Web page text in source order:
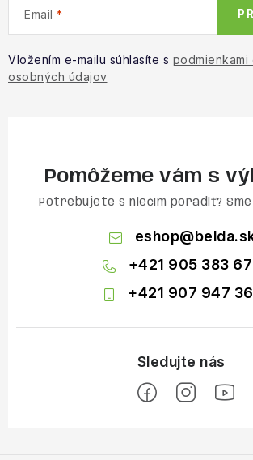
Email
Vložením e-mailu súhlasíte s podmienkami
osobných údajov
Pomôžeme vám s
Potrebujete s niečím poradiť?
eshop@
+421 905 383
+421 907 947